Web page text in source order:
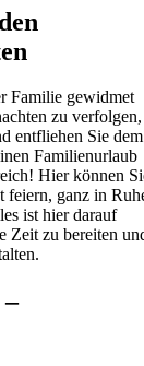
Familie gewidmet
zu verfolgen,
entfliehen Sie dem
Familienurlaub
Hier können
feiern, ganz in
ist hier darauf
Zeit zu bereiten